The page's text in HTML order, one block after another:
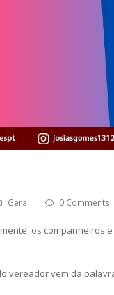
Geral 0 Comments
os companheiros
vereador vem da